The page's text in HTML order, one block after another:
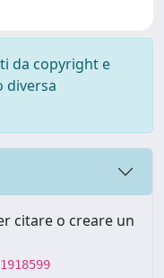
da copyright e
diversa
citare o creare un